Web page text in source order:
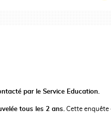
par le Service Education.
tous les 2 ans. Cette enquête